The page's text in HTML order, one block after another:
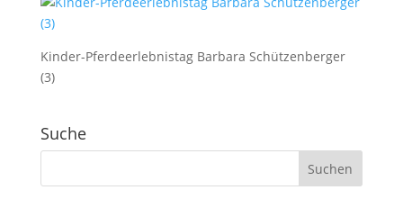
Kinder-Pferdeerlebnistag Barbara Schützenberger
(3)
Suche